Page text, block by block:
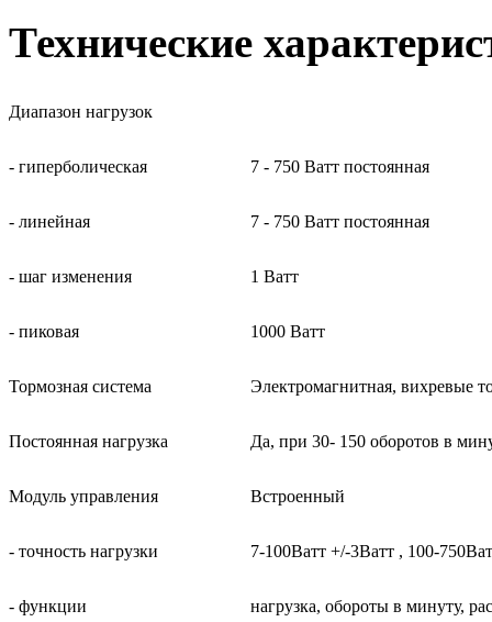
Технические
Диапазон нагрузок
- гиперболическая 7 - 750 Ватт постоянная
- линейная 7 - 750 Ватт постоянная
- шаг изменения 1 Ватт
- пиковая 1000 Ватт
Тормозная система Электромагнитная, вихревые
Постоянная нагрузка Да, при 30- 150 оборотов в
Модуль управления Встроенный
- точность нагрузки 7-100Ватт +/-3Ватт , 100-
- функции нагрузка, обороты в минуту,